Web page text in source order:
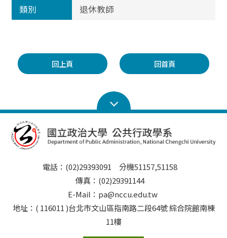
類別
退休教師
回上頁 回首頁
電話：(02)29393091 分機51157,51158
傳真：(02)29391144
E-Mail：pa@nccu.edu.tw
地址：( 116011 )台北市文山區指南路二段64號 綜合院館南棟
11樓